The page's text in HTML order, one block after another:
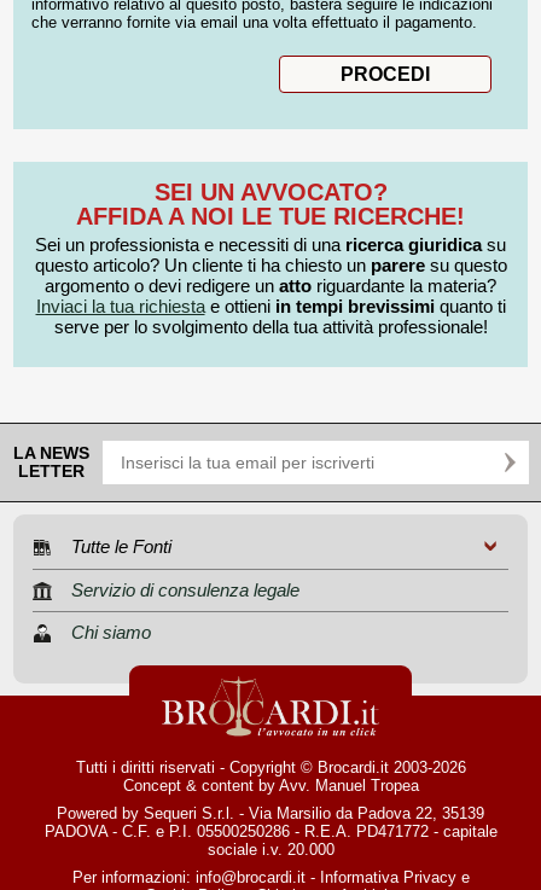
informativo relativo al quesito posto, basterà seguire le indicazioni
che verranno fornite via email una volta effettuato il pagamento.
SEI UN AVVOCATO?
AFFIDA A NOI LE TUE RICERCHE!
Sei un professionista e necessiti di una ricerca giuridicasu
questo articolo? Un cliente ti ha chiesto un pareresu questo
argomento o devi redigere un atto riguardante la materia?
Inviaci la tua richiestae ottieni in tempi brevissimiquanto ti
serve per lo svolgimento della tua attività professionale!
LA NEWS
LETTER
Tutte le Fonti
Servizio di consulenza legale
Chi siamo
Tutti i diritti riservati - Copyright © Brocardi.it 2003-2026
Concept & content by Avv. Manuel Tropea
Powered by Sequeri S.r.l. - Via Marsilio da Padova 22, 35139
PADOVA - C.F. e P.I. 05500250286 - R.E.A. PD471772 - capitale
sociale i.v. 20.000
Per informazioni: info@brocardi.it- Informativa Privacye